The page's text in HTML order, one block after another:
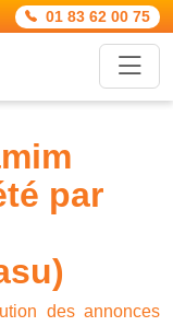
01 83 62 00 75
par
des annonces